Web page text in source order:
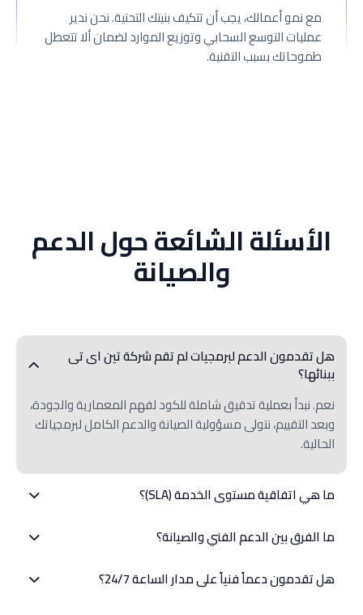
مع نمو أعمالك، يجب أن تتكيف بنيتك التحتية. نحن ندير
عمليات التوسع السحابي وتوزيع الموارد لضمان ألا تتعطل
طموحاتك بسبب التقنية.
الأسئلة الشائعة حول الدعم
والصيانة
هل تقدمون الدعم لبرمجيات لم تقم شركة تين اى تى
ببنائها؟
نعم. نبدأ بعملية تدقيق شاملة للكود لفهم المعمارية والجودة،
وبعد التقييم، نتولى مسؤولية الصيانة والدعم الكامل لبرمجياتك
الحالية.
ما هي اتفاقية مستوى الخدمة (SLA)؟
المضمونة بناءً على درجة خطورة المشكلة، لضمان استمرارية
ما الفرق بين الدعم الفني والصيانة؟
الدعم هو إجراء تفاعلي (إصلاح الأعطال التي يبلغ عنها
المستخدمون). أما الصيانة فهي إجراء استباقي (تحديث
هل تقدمون دعماً فنياً على مدار الساعة 24/7؟